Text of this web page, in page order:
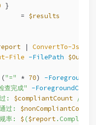
}
=
$results
| ConvertTo-Json
File -FilePath
("=" * 70) -
查完成" -ForegroundColor
: $compliantCount /
过: $nonCompliantCount
率: $ ($report